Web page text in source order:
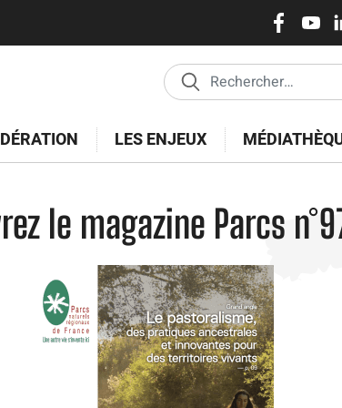
principal
Réseaux
sociaux
LES ENJEUX
le magazine Parcs